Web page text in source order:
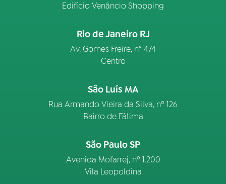
Edifício Venâncio Shopping
Rio de Janeiro RJ
Av. Gomes Freire, n° 474
Centro
São Luís MA
Rua Armando Vieira da Silva, nº 126
Bairro de Fátima
São Paulo SP
Avenida Mofarrej, nº 1.200
Vila Leopoldina